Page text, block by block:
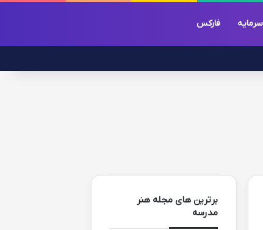
سرمایه فارکس
برترین های مجله هنر
مدرسه